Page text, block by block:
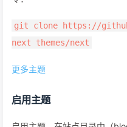
git clone https://
next themes/next
更多主题
启用主题